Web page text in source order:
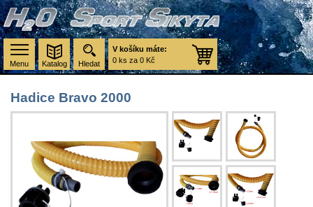
Menu
V košíku máte:
0 ks za 0 Kč
Hledat
Hadice Bravo 2000
Katalog